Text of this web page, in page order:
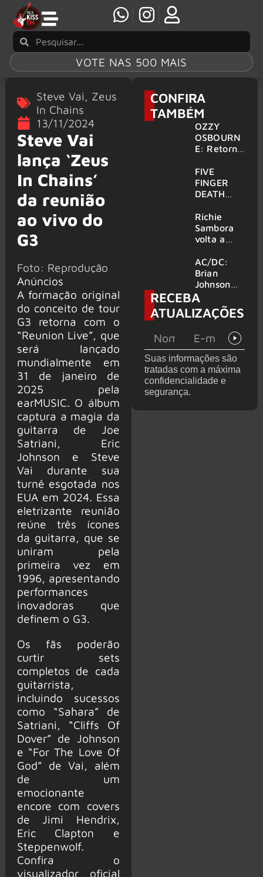
VOTE NAS 500 MAIS
Steve Vai, Zeus
In Chains
13/11/2024
Steve Vai
lança ‘Zeus
In Chains’
da reunião
ao vivo do
G3
Foto: Reprodução
Anúncios
A formação original
do conceito de tour
G3 retorna com o
“Reunion Live”, que
será lançado
mundialmente em
31 de janeiro de
2025 pela
earMUSIC. O álbum
captura a magia da
guitarra de Joe
Satriani, Eric
Johnson e Steve
Vai durante sua
turnê esgotada nos
EUA em 2024. Essa
eletrizante reunião
reúne três ícones
da guitarra, que se
uniram pela
primeira vez em
1996, apresentando
performances
inovadoras que
definem o G3.
Os fãs poderão
curtir sets
completos de cada
guitarrista,
incluindo sucessos
como “Sahara” de
Satriani, “Cliffs Of
Dover” de Johnson
e “For The Love Of
God” de Vai, além
de um
emocionante
encore com covers
de Jimi Hendrix,
Eric Clapton e
Steppenwolf.
Confira o
visualizador oficial
CONFIRA
TAMBÉM
OZZY
OSBOURN
E: Retorno
em 2027 é
confirmad
o por
FIVE
FINGER
DEATH
HELLOWE
EN:
Gigantes
anunciados
no Wacken
2027
Richie
Sambora
volta a
clássicos
do Bon
Jovi com o
supergrupo
Kings of
Chaos nos
Unidos
AC/DC:
Brian
Johnson
quase é
atingido
por canhão
RECEBA
ATUALIZAÇÕES
Suas informações são
tratadas com a máxima
confidencialidade e
segurança.